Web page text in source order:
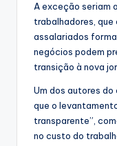
A exceção seriam
trabalhadores, que
assalariados
negócios podem
transição à nova
Um dos autores
que o
transparente”,
no custo do